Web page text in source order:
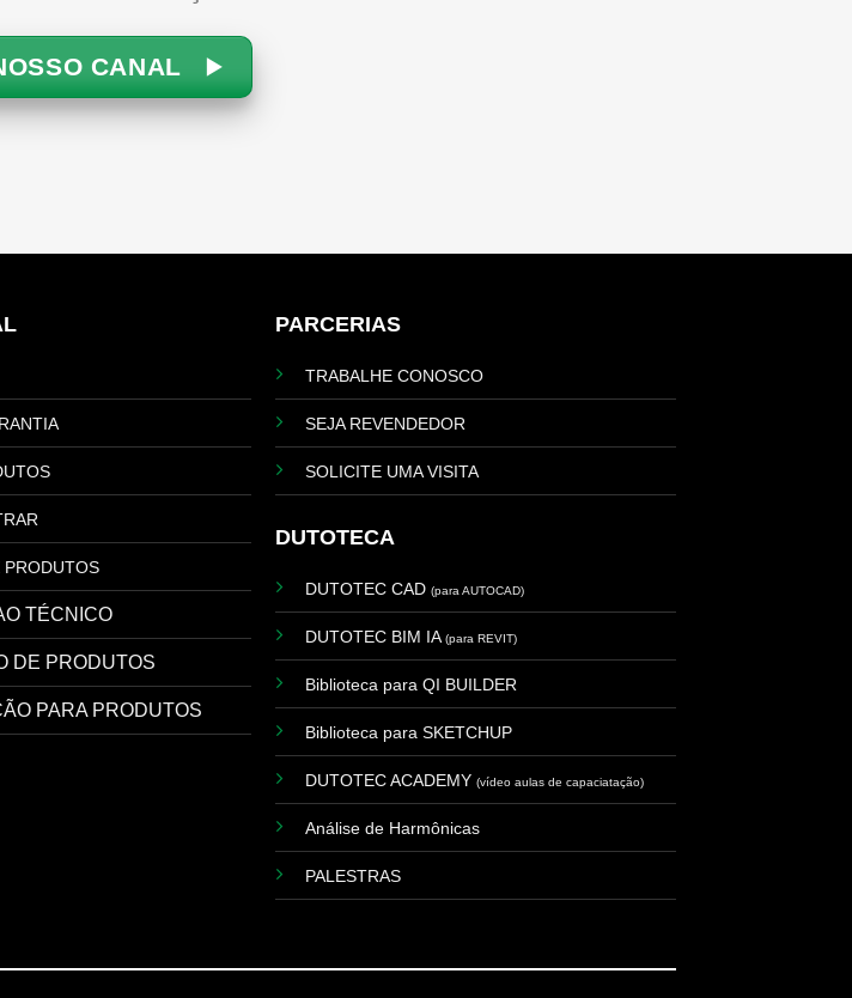
CANAL
TÉCNICO
DE PRODUTOS
PARA PRODUTOS
PARCERIAS
TRABALHE CONOSCO
SEJA REVENDEDOR
SOLICITE UMA VISITA
DUTOTECA
DUTOTEC CAD (para AUTOCAD)
DUTOTEC BIM IA (para REVIT)
Biblioteca para QI BUILDER
Biblioteca para SKETCHUP
DUTOTEC ACADEMY (vídeo aulas de capaciatação)
Análise de Harmônicas
PALESTRAS